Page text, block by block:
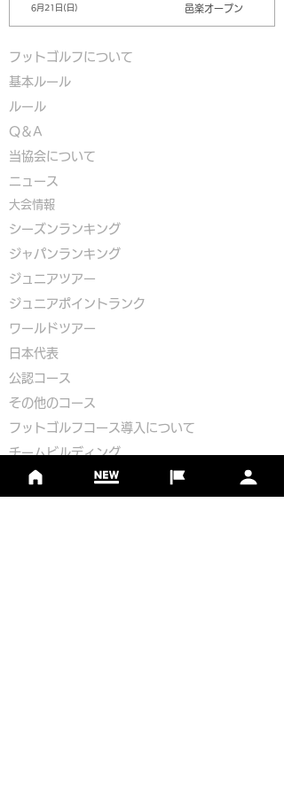
6月21日(日) 邑楽オープン
フットゴルフについて
基本ルール
ルール
Q＆A
​当協会について
​ニュース
大会情報
シーズンランキング
ジャパンランキング
ジュニアツアー
ジュニアポイントランク
​ワールドツアー
​​日本代表
公認コース
​その他のコース
​ フットゴルフコース導入について
​チームビルディング
選手登録​